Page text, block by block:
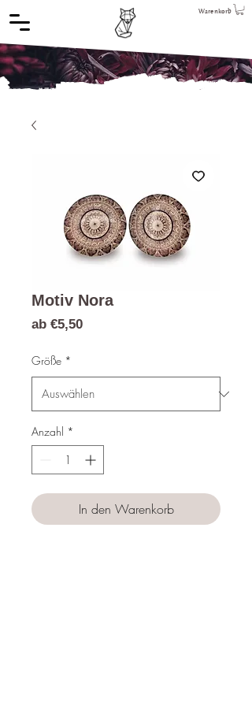
Warenkorb
Motiv Nora
ab €5,50Sale-
Größe *
Anzahl *
In den Warenkorb